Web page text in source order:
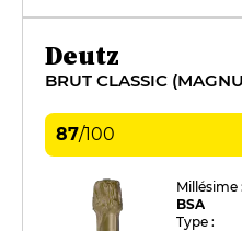
Deutz
BRUT CLASSIC
87/100
Millésime :
BSA
Type :